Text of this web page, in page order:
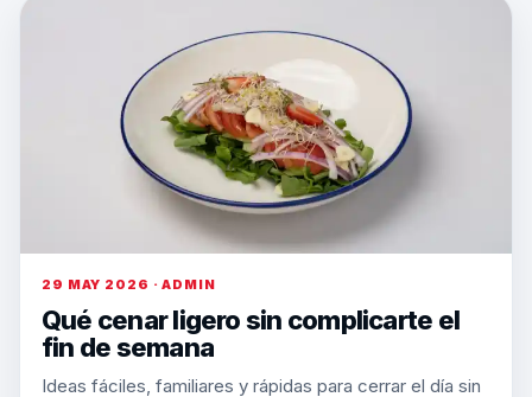
29 MAY 2026 · ADMIN
Qué cenar ligero sin complicarte el
fin de semana
Ideas fáciles, familiares y rápidas para cerrar el día sin